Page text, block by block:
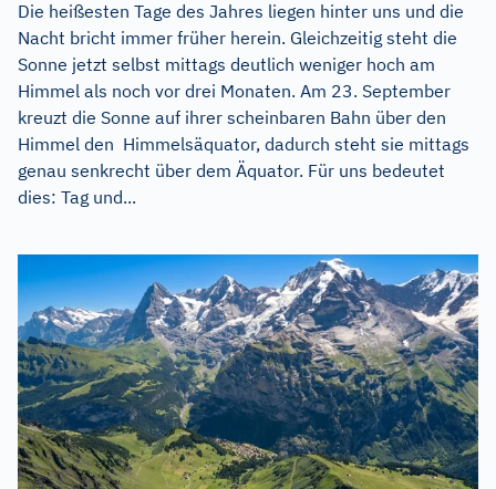
Die heißesten Tage des Jahres liegen hinter uns und die
Nacht bricht immer früher herein. Gleichzeitig steht die
Sonne jetzt selbst mittags deutlich weniger hoch am
Himmel als noch vor drei Monaten. Am 23. September
kreuzt die Sonne auf ihrer scheinbaren Bahn über den
Himmel den Himmelsäquator, dadurch steht sie mittags
genau senkrecht über dem Äquator. Für uns bedeutet
dies: Tag und...